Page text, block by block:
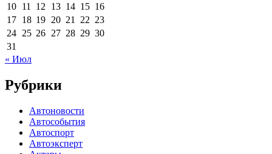
10 11 12 13 14 15 16
17 18 19 20 21 22 23
24 25 26 27 28 29 30
31
« Июл
Рубрики
Автоновости
Автособытия
Автоспорт
Автоэксперт